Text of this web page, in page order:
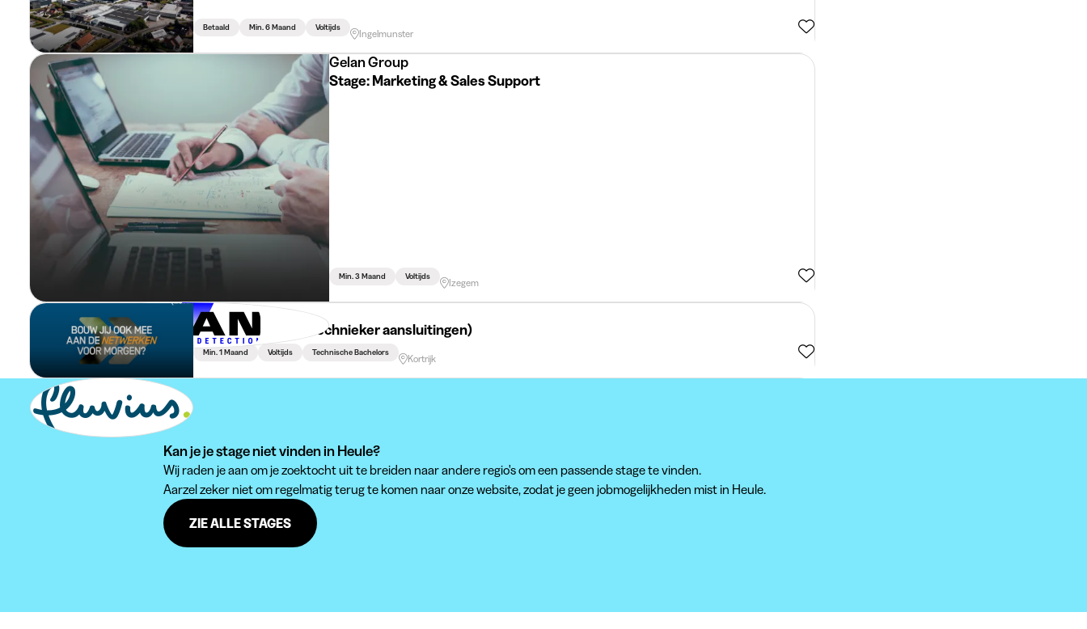
Betaald Min. 6 Maand Voltijds
Ingelmunster
Gelan Group
Stage: Marketing & Sales Support
Min. 3 Maand Voltijds
Izegem
Fluvius
Technische stage (technieker aansluitingen)
Min. 1 Maand Voltijds Technische Bachelors
Kortrijk
Kan je je stage niet vinden in Heule?
Wij raden je aan om je zoektocht uit te breiden naar andere regio's om een passende stage te vinden.
Aarzel zeker niet om regelmatig terug te komen naar onze website, zodat je geen jobmogelijkheden mist in Heule.
ZIE ALLE STAGES